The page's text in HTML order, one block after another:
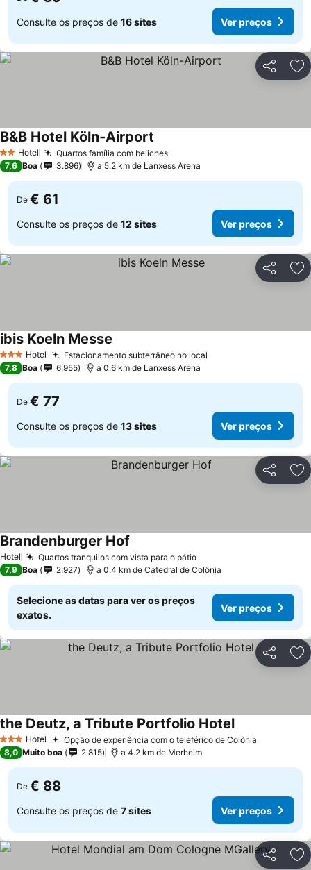
Consulte os preços de 16 sites Ver preços
Partilhar
2 Estrelas
Hotel Quartos família com beliches
B&B Hotel Köln-Airport
7,6 Boa 3.896 a 5.2 km de Lanxess Arena
De € 61
Consulte os preços de 12 sites Ver preços
Partilhar
3 EstrelasHotel Estacionamento subterrâneo no local
ibis Koeln Messe
7,8 Boa 6.955 a 0.6 km de Lanxess Arena
De € 77
Consulte os preços de 13 sites Ver preços
Partilhar
Hotel Quartos tranquilos com vista para o pátio
Brandenburger Hof
7,9 Boa 2.927 a 0.4 km de Catedral de Colônia
Selecione as datas para ver os preços
exatos.
Ver preços
Partilhar
3 EstrelasHotel Opção de experiência com o teleférico de Colônia
the Deutz, a Tribute Portfolio Hotel
8,0 Muito boa 2.815 a 4.2 km de Merheim
De € 88
Consulte os preços de 7 sites Ver preços
Partilhar